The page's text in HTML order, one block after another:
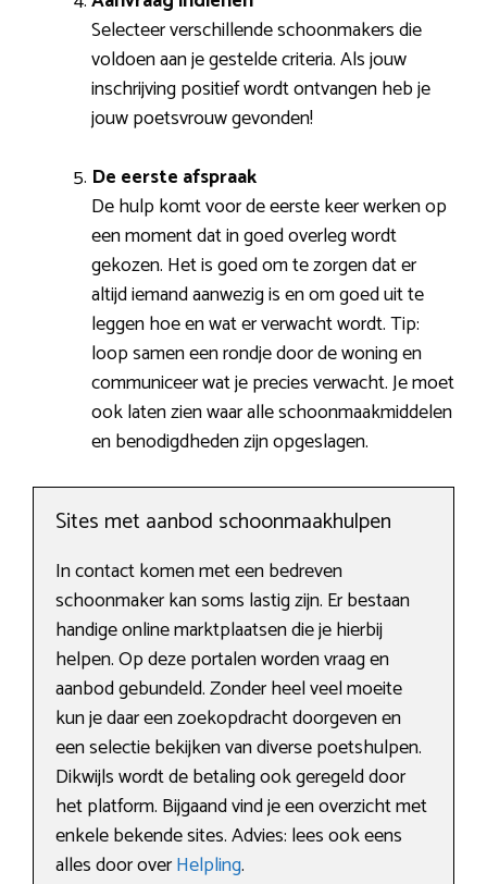
Selecteer verschillende schoonmakers die
voldoen aan je gestelde criteria. Als jouw
inschrijving positief wordt ontvangen heb je
jouw poetsvrouw gevonden!
De eerste afspraak
De hulp komt voor de eerste keer werken op
een moment dat in goed overleg wordt
gekozen. Het is goed om te zorgen dat er
altijd iemand aanwezig is en om goed uit te
leggen hoe en wat er verwacht wordt. Tip:
loop samen een rondje door de woning en
communiceer wat je precies verwacht. Je moet
ook laten zien waar alle schoonmaakmiddelen
en benodigdheden zijn opgeslagen.
Sites met aanbod schoonmaakhulpen
In contact komen met een bedreven
schoonmaker kan soms lastig zijn. Er bestaan
handige online marktplaatsen die je hierbij
helpen. Op deze portalen worden vraag en
aanbod gebundeld. Zonder heel veel moeite
kun je daar een zoekopdracht doorgeven en
een selectie bekijken van diverse poetshulpen.
Dikwijls wordt de betaling ook geregeld door
het platform. Bijgaand vind je een overzicht met
enkele bekende sites. Advies: lees ook eens
alles door overHelpling.